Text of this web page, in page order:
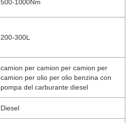
500-1000Nm
200-300L
camion per camion per camion per
camion per olio per olio benzina con
pompa del carburante diesel
Diesel